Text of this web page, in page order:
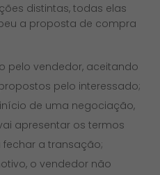
distintas, todas elas
a proposta de compra
pelo vendedor, aceitando
pelo interessado;
de uma negociação,
apresentar os termos
a transação;
o vendedor não